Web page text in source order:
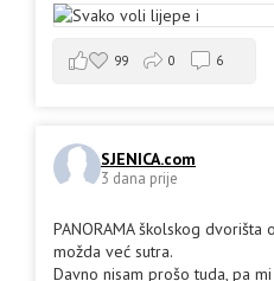
99 0 6
SJENICA.com
3 dana prije
PANORAMA školskog dvorišta
možda već sutra.
Davno nisam prošo tuda, pa